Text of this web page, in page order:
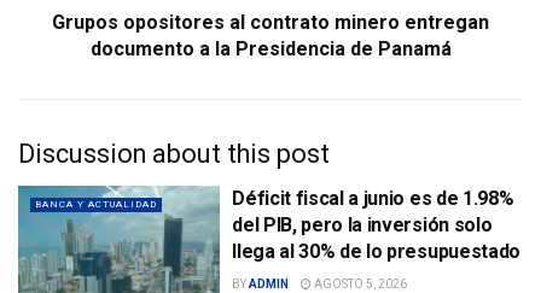
Grupos opositores al contrato minero entregan
documento a la Presidencia de Panamá
Discussion about this post
BANCA Y ACTUALIDAD
Déficit fiscal a junio es de 1.98%
del PIB, pero la inversión solo
llega al 30% de lo presupuestado
BYADMIN AGOSTO 5, 2026